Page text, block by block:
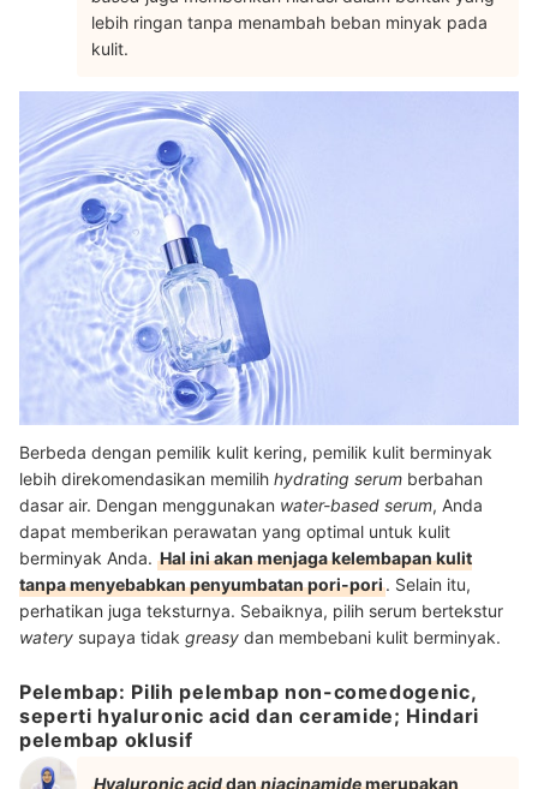
lebih ringan tanpa menambah beban minyak pada
kulit.
Berbeda dengan pemilik kulit kering, pemilik kulit berminyak
lebih direkomendasikan memilih hydrating serum berbahan
dasar air. Dengan menggunakan water-based serum, Anda
dapat memberikan perawatan yang optimal untuk kulit
berminyak Anda. Hal ini akan menjaga kelembapan kulit
tanpa menyebabkan penyumbatan pori-pori. Selain itu,
perhatikan juga teksturnya. Sebaiknya, pilih serum bertekstur
watery supaya tidak greasy dan membebani kulit berminyak.
Pelembap: Pilih pelembap non-comedogenic,
seperti hyaluronic acid dan ceramide; Hindari
pelembap oklusif
Hyaluronic aciddanniacinamidemerupakan